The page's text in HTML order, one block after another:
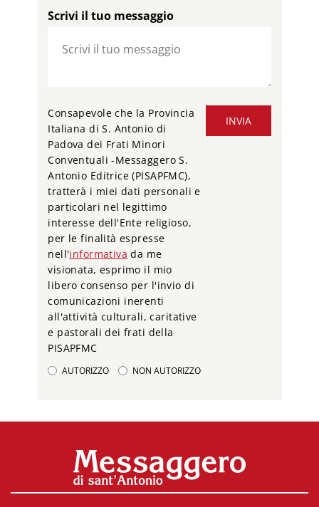
Scrivi il tuo messaggio
INVIA
Consapevole che la Provincia
Italiana di S. Antonio di
Padova dei Frati Minori
Conventuali -Messaggero S.
Antonio Editrice (PISAPFMC),
tratterà i miei dati personali e
particolari nel legittimo
interesse dell'Ente religioso,
per le finalità espresse
nell'informativa da me
visionata, esprimo il mio
libero consenso per l'invio di
comunicazioni inerenti
all'attività culturali, caritative
e pastorali dei frati della
PISAPFMC
AUTORIZZO NON AUTORIZZO